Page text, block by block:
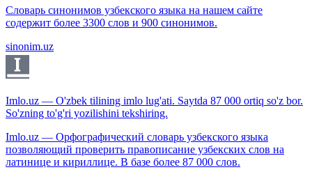
Словарь синонимов узбекского языка на нашем сайте
содержит более 3300 слов и 900 синонимов.
sinonim.uz
Imlo.uz — O'zbek tilining imlo lug'ati. Saytda 87 000 ortiq so'z bor.
So'zning to'g'ri yozilishini tekshiring.
Imlo.uz — Орфографический словарь узбекского языка
позволяющий проверить правописание узбекских слов на
латинице и кириллице. В базе более 87 000 слов.